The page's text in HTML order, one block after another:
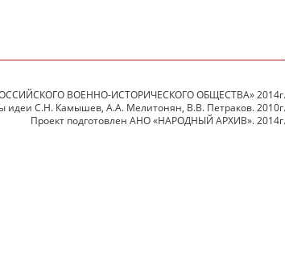
ВОЕННО-ИСТОРИЧЕСКОГО ОБЩЕСТВА» 2014г.
идеи С.Н. Камышев, А.А. Мелитонян, В.В. Петраков. 2010г.
Проект подготовлен АНО «НАРОДНЫЙ АРХИВ». 2014г.